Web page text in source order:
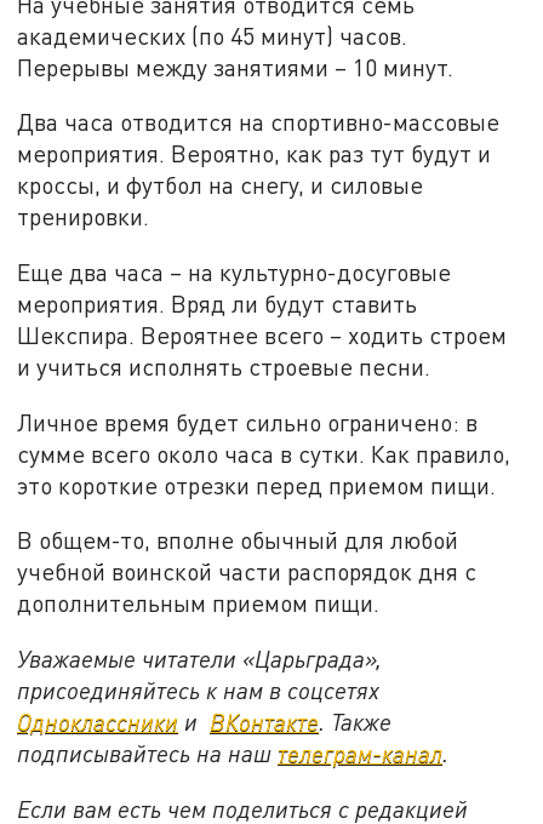
академических (по 45 минут) часов.
Перерывы между занятиями – 10 минут.
Два часа отводится на спортивно-массовые
мероприятия. Вероятно, как раз тут будут и
кроссы, и футбол на снегу, и силовые
тренировки.
Еще два часа – на культурно-досуговые
мероприятия. Вряд ли будут ставить
Шекспира. Вероятнее всего – ходить строем
и учиться исполнять строевые песни.
Личное время будет сильно ограничено: в
сумме всего около часа в сутки. Как правило,
это короткие отрезки перед приемом пищи.
В общем-то, вполне обычный для любой
учебной воинской части распорядок дня с
дополнительным приемом пищи.
Уважаемые читатели «Царьграда»,
присоединяйтесь к нам в соцсетях
Одноклассники и ВКонтакте. Также
подписывайтесь на наш телеграм-канал.
Если вам есть чем поделиться с редакцией